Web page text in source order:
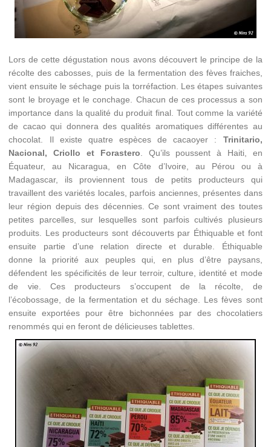
Lors de cette dégustation nous avons découvert le principe de la
récolte des cabosses, puis de la fermentation des fèves fraiches,
vient ensuite le séchage puis la torréfaction. Les étapes suivantes
sont le broyage et le conchage. Chacun de ces processus a son
importance dans la qualité du produit final. Tout comme la variété
de cacao qui donnera des qualités aromatiques différentes au
chocolat. Il existe quatre espèces de cacaoyer : Trinitario,
Nacional, Criollo et Forastero . Qu’ils poussent à Haiti, en
Équateur, au Nicaragua, en Côte d’Ivoire, au Pérou ou à
Madagascar, ils proviennent tous de petits producteurs qui
travaillent des variétés locales, parfois anciennes, présentes dans
leur région depuis des décennies. Ce sont vraiment des toutes
petites parcelles, sur lesquelles sont parfois cultivés plusieurs
produits. Les producteurs sont découverts par Éthiquable et font
ensuite partie d’une relation directe et durable. Éthiquable
donne la priorité aux peuples qui, en plus d’être paysans,
défendent les spécificités de leur terroir, culture, identité et mode
de vie. Ces producteurs s’occupent de la récolte, de
l’écobossage, de la fermentation et du séchage. Les fèves sont
ensuite exportées pour être bichonnées par des chocolatiers
renommés qui en feront de délicieuses tablettes.